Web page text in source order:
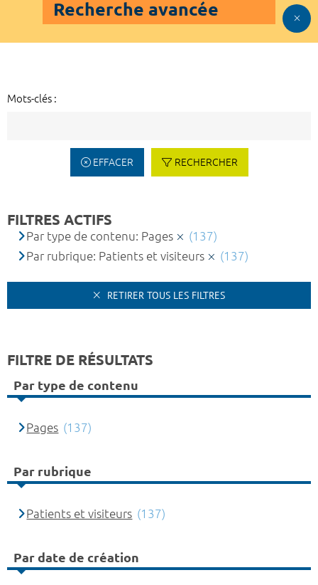
Recherche avancée
Mots-clés :
EFFACER RECHERCHER
FILTRES ACTIFS
Par type de contenu: Pages
(137)
Par rubrique: Patients et visiteurs
(137)
RETIRER TOUS LES FILTRES
FILTRE DE RÉSULTATS
Par type de contenu
Pages (137)
Par rubrique
Patients et visiteurs (137)
Par date de création